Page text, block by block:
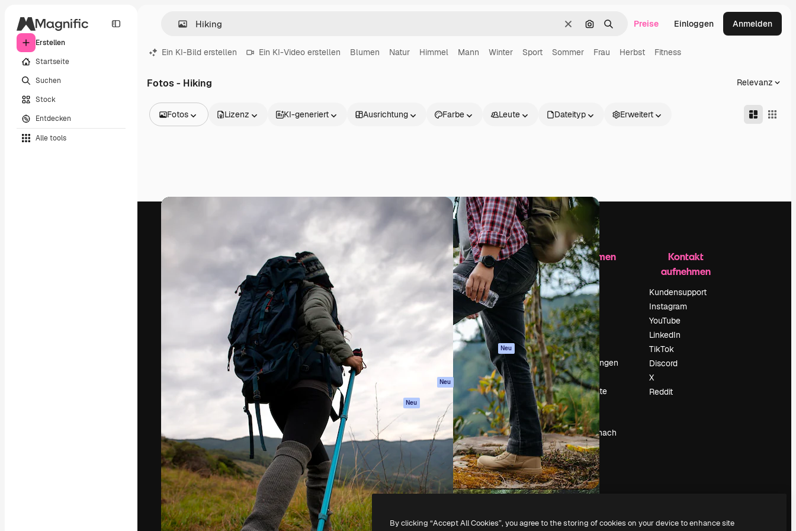
Erstellen
Startseite
Suchen
Stock
Entdecken
Alle tools
LöschenNach Bild suchen
SuchenPreise Einloggen Anmelden
Ein KI-Bild erstellen Ein KI-Video erstellen Blumen Natur Himmel Mann Winter Sport Sommer Frau Herbst Fitness
Fotos - Hiking Relevanz
Fotos
Videos
Lizenz KI-generiert Ausrichtung Farbe Leute Dateityp Erweitert
Die kreative Plattform, um deine beste
Arbeit zu verwirklichen. Mehr als 1 Million
Abonnenten unter Kreativen, Unternehmen,
Agenturen und Studios.
Deutsch
Produkte
KI-Bildgenerator
KI-Videogenerator
Stimmengenerator
Claude/ChatGPT
Neu
Agenten Neu
API
Mobile App
Alle Magnific-Tools
Loslegen
Academy
Dokumentation
Support
AGB
Datenschutzerklärung
Originale
Neu
Cookie-Richtlinie
Vertrauenszentrum
Partner
Unternehmen
Unternehmen
Preise
Über uns
Reviews
Karriere
Suchtrends
Blog
Veranstaltungen
Slidesgo
Deine Inhalte
verkaufen
Pressesaal
Suchst du nach
magnific.ai
Kontakt
aufnehmen
Kundensupport
Instagram
YouTube
LinkedIn
TikTok
Discord
X
Reddit
Copyright © 2010-2026Freepik Company S.L.U.Alle Rechte vorbehalten
By clicking “Accept All Cookies”, you agree to the storing of cookies on your device to enhance site